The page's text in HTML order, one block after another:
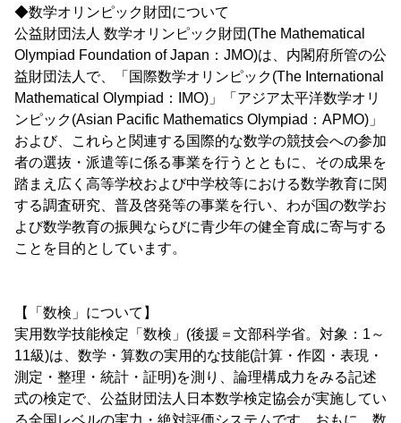
◆数学オリンピック財団について
公益財団法人 数学オリンピック財団(The Mathematical
Olympiad Foundation of Japan：JMO)は、内閣府所管の公
益財団法人で、「国際数学オリンピック(The International
Mathematical Olympiad：IMO)」「アジア太平洋数学オリ
ンピック(Asian Pacific Mathematics Olympiad：APMO)」
および、これらと関連する国際的な数学の競技会への参加
者の選抜・派遣等に係る事業を行うとともに、その成果を
踏まえ広く高等学校および中学校等における数学教育に関
する調査研究、普及啓発等の事業を行い、わが国の数学お
よび数学教育の振興ならびに青少年の健全育成に寄与する
ことを目的としています。
【「数検」について】
実用数学技能検定「数検」(後援＝文部科学省。対象：1～
11級)は、数学・算数の実用的な技能(計算・作図・表現・
測定・整理・統計・証明)を測り、論理構成力をみる記述
式の検定で、公益財団法人日本数学検定協会が実施してい
る全国レベルの実力・絶対評価システムです。おもに、数